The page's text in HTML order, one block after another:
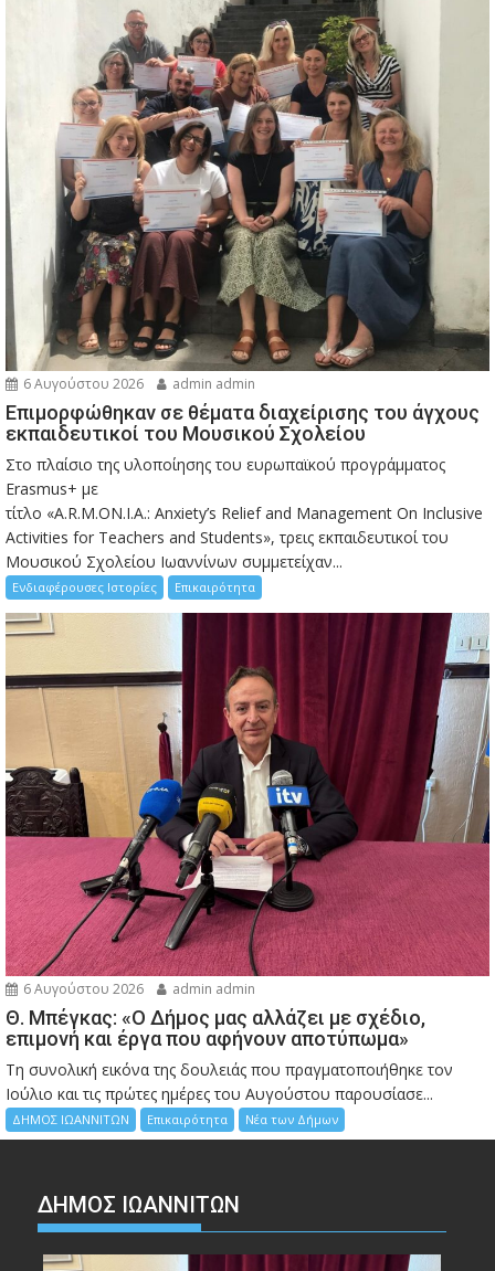
6 Αυγούστου 2026 admin admin
Eπιμορφώθηκαν σε θέματα διαχείρισης του άγχους
εκπαιδευτικοί του Μουσικού Σχολείου
Στο πλαίσιο της υλοποίησης του ευρωπαϊκού προγράμματος
Erasmus+ με
τίτλο «A.R.M.ON.I.A.: Anxiety’s Relief and Management On Inclusive
Activities for Teachers and Students», τρεις εκπαιδευτικοί του
Μουσικού Σχολείου Ιωαννίνων συμμετείχαν...
Ενδιαφέρουσες Ιστορίες Επικαιρότητα
6 Αυγούστου 2026 admin admin
Θ. Μπέγκας: «Ο Δήμος μας αλλάζει με σχέδιο,
επιμονή και έργα που αφήνουν αποτύπωμα»
Τη συνολική εικόνα της δουλειάς που πραγματοποιήθηκε τον
Ιούλιο και τις πρώτες ημέρες του Αυγούστου παρουσίασε...
ΔΗΜΟΣ ΙΩΑΝΝΙΤΩΝ Επικαιρότητα Νέα των Δήμων
ΔΗΜΟΣ ΙΩΑΝΝΙΤΩΝ